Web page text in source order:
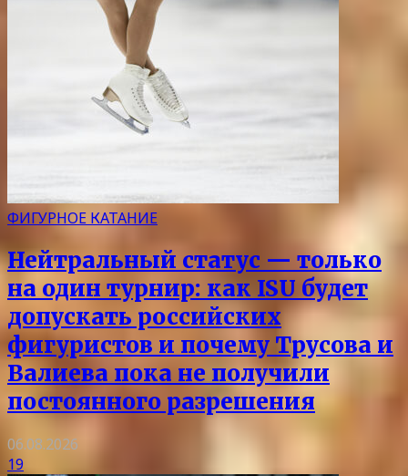
ФИГУРНОЕ КАТАНИЕ
Нейтральный статус — только
на один турнир: как ISU будет
допускать российских
фигуристов и почему Трусова и
Валиева пока не получили
постоянного разрешения
06.08.2026
19